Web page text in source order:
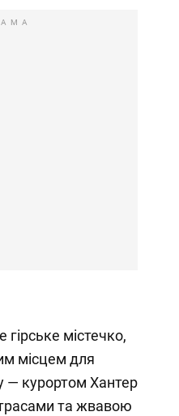
містечко,
місцем для
— курортом Хантер
та жвавою